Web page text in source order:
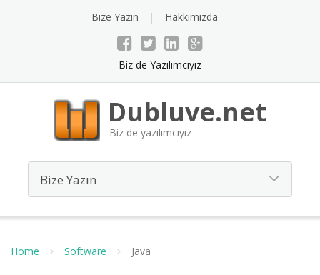
Bize Yazın Hakkımızda
Biz de Yazılımcıyız
Dubluve.net
Biz de yazılımcıyız
Home Software Java